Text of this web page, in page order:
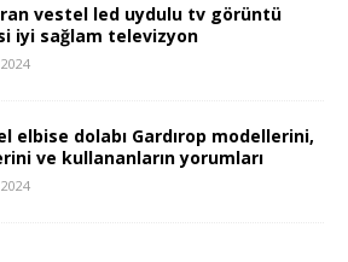
vestel led uydulu tv görüntü
iyi sağlam televizyon
elbise dolabı Gardırop modellerini,
ve kullananların yorumları